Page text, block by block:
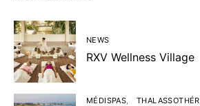
NEWS
RXV Wellness Village
MÉDISPAS